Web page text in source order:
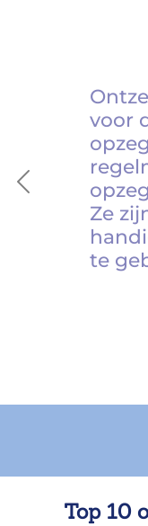
Previous
voor
Ze
te
Top 10